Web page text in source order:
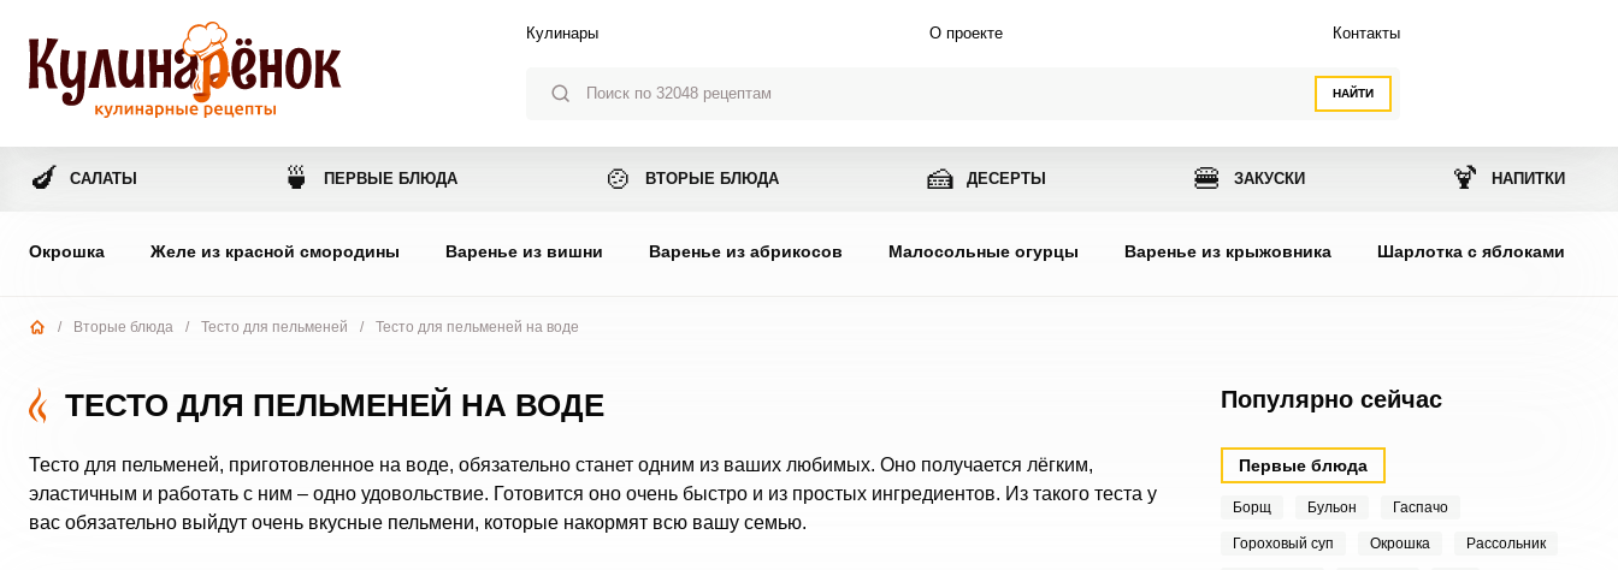
НАЙТИ
Кулинары О проекте Контакты
🍆 САЛАТЫ 🍵 ПЕРВЫЕ БЛЮДА 🍲 ВТОРЫЕ БЛЮДА 🍰 ДЕСЕРТЫ 🍔 ЗАКУСКИ 🍹 НАПИТКИ
Окрошка Желе из красной смородины Варенье из вишни Варенье из абрикосов Малосольные огурцы Варенье из крыжовника Шарлотка с яблоками
/ Вторые блюда / Тесто для пельменей / Тесто для пельменей на воде
ТЕСТО ДЛЯ ПЕЛЬМЕНЕЙ НА ВОДЕ
Тесто для пельменей, приготовленное на воде, обязательно станет одним из ваших любимых. Оно получается лёгким,
эластичным и работать с ним – одно удовольствие. Готовится оно очень быстро и из простых ингредиентов. Из такого теста у
вас обязательно выйдут очень вкусные пельмени, которые накормят всю вашу семью.
Популярно сейчас
Первые блюда
Борщ Бульон Гаспачо
Гороховый суп Окрошка Рассольник